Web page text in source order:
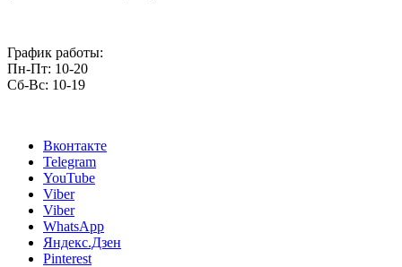
График работы:
Пн-Пт: 10-20
Сб-Вс: 10-19
Вконтакте
Telegram
YouTube
Viber
Viber
WhatsApp
Яндекс.Дзен
Pinterest